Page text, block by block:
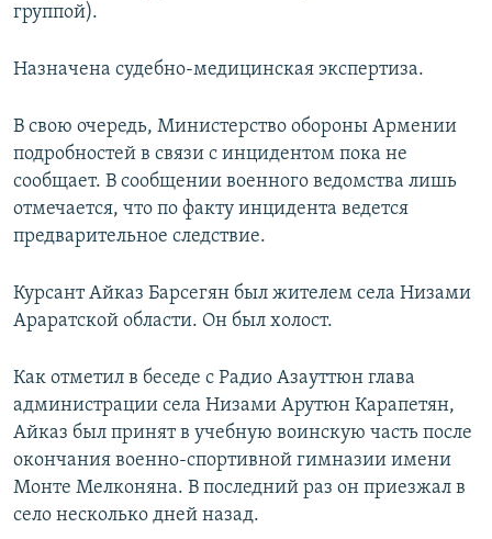
группой).
Назначена судебно-медицинская экспертиза.
В свою очередь, Министерство обороны Армении
подробностей в связи с инцидентом пока не
сообщает. В сообщении военного ведомства лишь
отмечается, что по факту инцидента ведется
предварительное следствие.
Курсант Айказ Барсегян был жителем села Низами
Араратской области. Он был холост.
Как отметил в беседе с Радио Азауттюн глава
администрации села Низами Арутюн Карапетян,
Айказ был принят в учебную воинскую часть после
окончания военно-спортивной гимназии имени
Монте Мелконяна. В последний раз он приезжал в
село несколько дней назад.